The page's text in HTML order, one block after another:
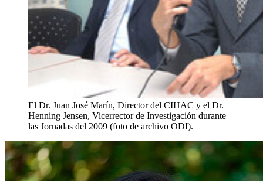
El Dr. Juan José Marín, Director del CIHAC y el Dr.
Henning Jensen, Vicerrector de Investigación durante
las Jornadas del 2009 (foto de archivo ODI).